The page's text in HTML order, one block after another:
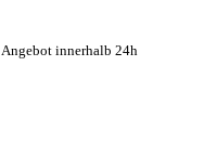
Angebot innerhalb 24h